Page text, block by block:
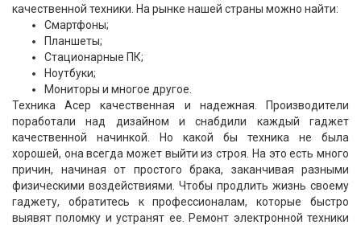
качественной техники. На рынке нашей страны можно найти:
Смартфоны;
Планшеты;
Стационарные ПК;
Ноутбуки;
Мониторы и многое другое.
Техника Асер качественная и надежная. Производители
поработали над дизайном и снабдили каждый гаджет
качественной начинкой. Но какой бы техника не была
хорошей, она всегда может выйти из строя. На это есть много
причин, начиная от простого брака, заканчивая разными
физическими воздействиями. Чтобы продлить жизнь своему
гаджету, обратитесь к профессионалам, которые быстро
выявят поломку и устранят ее. Ремонт электронной техники